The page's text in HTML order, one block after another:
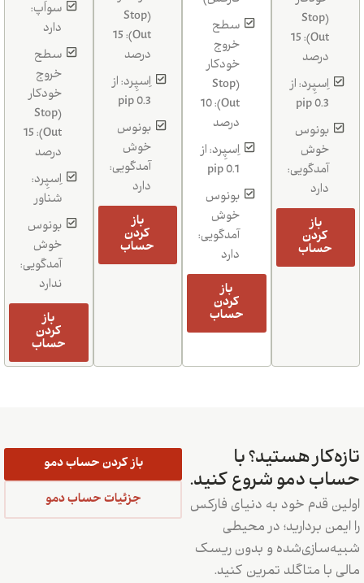
(Stop
Out): 15
درصد
اِسپِرد: از
0.3 pip
بونوس
خوش
آمدگویی:
دارد
باز
کردن
حساب
سطح
خروج
خودکار
(Stop
Out): 10
درصد
اِسپِرد: از
0.1 pip
بونوس
خوش
آمدگویی:
دارد
باز
کردن
حساب
(Stop
Out): 15
درصد
اِسپِرد: از
0.3 pip
بونوس
خوش
آمدگویی:
دارد
باز
کردن
حساب
سواَپ:
دارد
سطح
خروج
خودکار
(Stop
Out): 15
درصد
اِسپِرد:
شناور
بونوس
خوش
آمدگویی:
ندارد
باز
کردن
حساب
تازه‌کار هستید؟ با
حساب دمو شروع کنید.
اولین قدم خود به دنیای فارکس
را ایمن بردارید؛ در محیطی
شبیه‌سازی‌شده و بدون ریسک
مالی با متاگلد تمرین کنید.
باز کردن حساب دمو
جزئیات حساب دمو